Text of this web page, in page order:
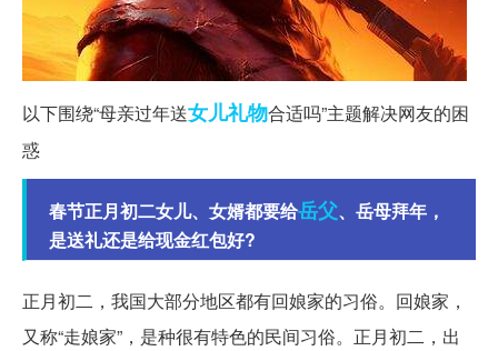
以下围绕“母亲过年送女儿礼物合适吗”主题解决网友的困
惑
春节正月初二女儿、女婿都要给岳父、岳母拜年，
是送礼还是给现金红包好?
正月初二，我国大部分地区都有回娘家的习俗。回娘家，
又称“走娘家”，是种很有特色的民间习俗。正月初二，出